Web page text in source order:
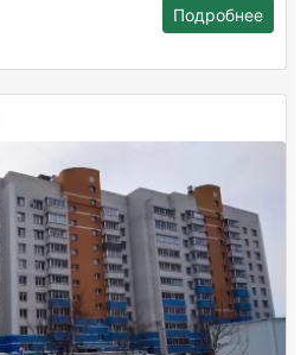
Подробнее